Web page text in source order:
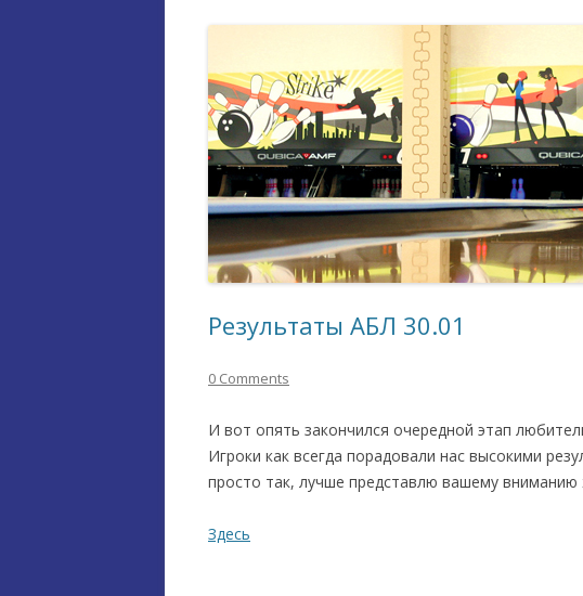
Результаты АБЛ 30.01
0 Comments
И вот опять закончился очередной этап
Игроки как всегда порадовали нас высокими
просто так, лучше представлю вашему вниманию
Здесь